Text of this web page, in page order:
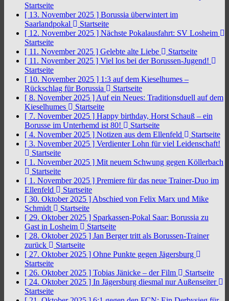
Startseite
[ 13. November 2025 ] Borussia überwintert im
Saarlandpokal
Startseite
[ 12. November 2025 ] Nächste Pokalausfahrt: SV Losheim
Startseite
[ 11. November 2025 ] Gelebte alte Liebe
Startseite
[ 11. November 2025 ] Viel los bei der Borussen-Jugend!
Startseite
[ 10. November 2025 ] 1:3 auf dem Kieselhumes –
Rückschlag für Borussia
Startseite
[ 8. November 2025 ] Auf ein Neues: Traditionsduell auf dem
Kieselhumes
Startseite
[ 7. November 2025 ] Happy birthday, Horst Schauß – ein
Borusse im Unterhemd ist 80!
Startseite
[ 4. November 2025 ] Notizen aus dem Ellenfeld
Startseite
[ 3. November 2025 ] Verdienter Lohn für viel Leidenschaft!
Startseite
[ 1. November 2025 ] Mit neuem Schwung gegen Köllerbach
Startseite
[ 1. November 2025 ] Premiere für das neue Trainer-Duo im
Ellenfeld
Startseite
[ 30. Oktober 2025 ] Abschied von Felix Marx und Mike
Schmidt
Startseite
[ 29. Oktober 2025 ] Sparkassen-Pokal Saar: Borussia zu
Gast in Losheim
Startseite
[ 28. Oktober 2025 ] Jan Berger tritt als Borussen-Trainer
zurück
Startseite
[ 27. Oktober 2025 ] Ohne Punkte gegen Jägersburg
Startseite
[ 26. Oktober 2025 ] Tobias Jänicke – der Film
Startseite
[ 24. Oktober 2025 ] In Jägersburg diesmal nur Außenseiter
Startseite